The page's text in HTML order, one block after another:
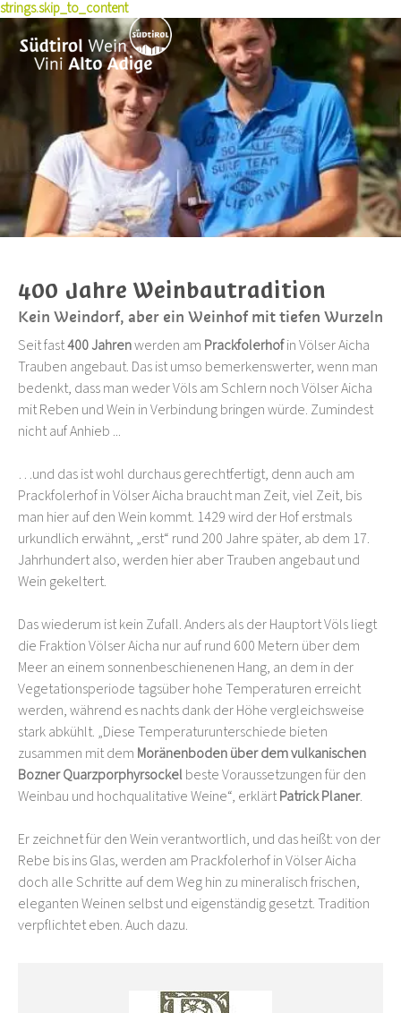
strings.skip_to_content
Nachhaltigkeit
Terroir
Rotweinsorten
Weinproduzenten
Wein kaufen
Pioniere
Winetales
Auszeichnungen
Erlebnisse
Wein erleben
Weinkulturpreis
Rezepte
Veranstaltungen
Kurse & Seminare
Skyalps
Wissen & Presse
News
Pressemitteilungen
Weinkarten-Toolbox
Jahrgänge
Publikationen
Foto & Video
400 Jahre Weinbautradition
Kein Weindorf, aber ein Weinhof mit tiefen Wurzeln
Seit fast400 Jahrenwerden am Prackfolerhofin Völser Aicha
Trauben angebaut. Das ist umso bemerkenswerter, wenn man
bedenkt, dass man weder Völs am Schlern noch Völser Aicha
mit Reben und Wein in Verbindung bringen würde. Zumindest
nicht auf Anhieb ...
…und das ist wohl durchaus gerechtfertigt, denn auch am
Prackfolerhof in Völser Aicha braucht man Zeit, viel Zeit, bis
man hier auf den Wein kommt. 1429 wird der Hof erstmals
urkundlich erwähnt, „erst“ rund 200 Jahre später, ab dem 17.
Jahrhundert also, werden hier aber Trauben angebaut und
Wein gekeltert.
Das wiederum ist kein Zufall. Anders als der Hauptort Völs liegt
die Fraktion Völser Aicha nur auf rund 600 Metern über dem
Meer an einem sonnenbeschienenen Hang, an dem in der
Vegetationsperiode tagsüber hohe Temperaturen erreicht
werden, während es nachts dank der Höhe vergleichsweise
stark abkühlt. „Diese Temperaturunterschiede bieten
zusammen mit dem Moränenboden über dem vulkanischen
Bozner Quarzporphyrsockelbeste Voraussetzungen für den
Weinbau und hochqualitative Weine“, erklärtPatrick Planer.
Er zeichnet für den Wein verantwortlich, und das heißt: von der
Rebe bis ins Glas, werden am Prackfolerhof in Völser Aicha
doch alle Schritte auf dem Weg hin zu mineralisch frischen,
eleganten Weinen selbst und eigenständig gesetzt. Tradition
verpflichtet eben. Auch dazu.